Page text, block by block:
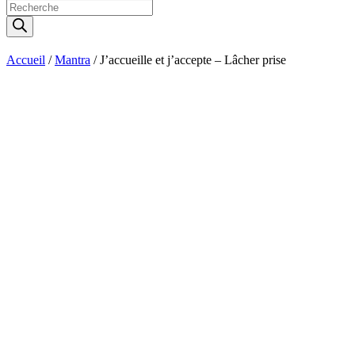
Recherche
de
produits
Accueil /Mantra / J’accueille et j’accepte – Lâcher prise